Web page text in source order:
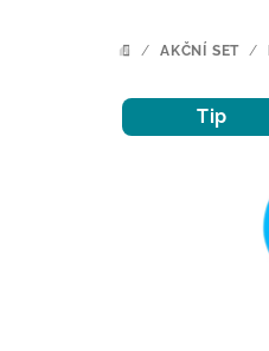
DOMŮ
/ AKČNÍ SET /
Tip